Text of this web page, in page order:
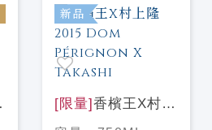
新品
[限量] 香檳王X村上
隆 2015 Dom